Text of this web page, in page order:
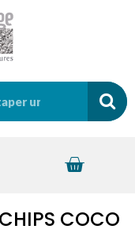
COCO